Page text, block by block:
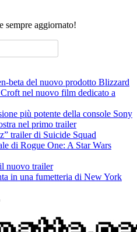
sempre aggiornato!
beta del nuovo prodotto Blizzard
nel nuovo film dedicato a
più potente della console Sony
nel primo trailer
trailer di Suicide Squad
di Rogue One: A Star Wars
nuovo trailer
in una fumetteria di New York